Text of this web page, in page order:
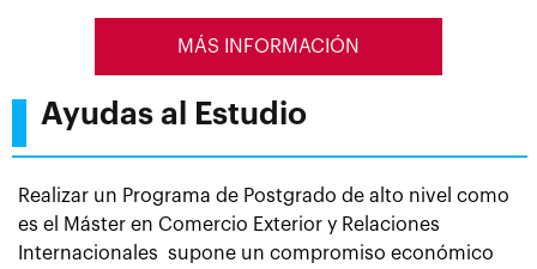
MÁS INFORMACIÓN
Ayudas al Estudio
Realizar un Programa de Postgrado de alto nivel como
es el Máster en Comercio Exterior y Relaciones
Internacionales supone un compromiso económico